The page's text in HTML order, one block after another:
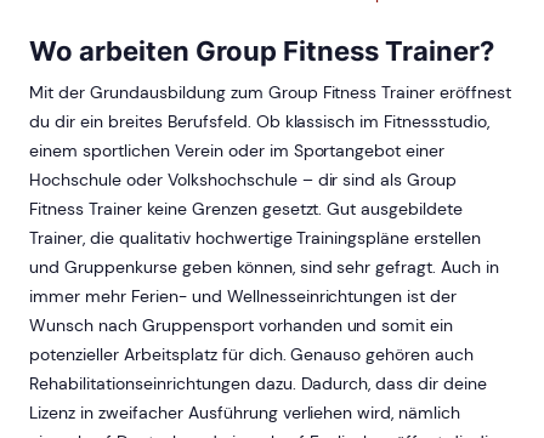
Wo arbeiten Group Fitness Trainer?
Mit der Grundausbildung zum Group Fitness Trainer eröffnest
du dir ein breites Berufsfeld. Ob klassisch im Fitnessstudio,
einem sportlichen Verein oder im Sportangebot einer
Hochschule oder Volkshochschule – dir sind als Group
Fitness Trainer keine Grenzen gesetzt. Gut ausgebildete
Trainer, die qualitativ hochwertige Trainingspläne erstellen
und Gruppenkurse geben können, sind sehr gefragt. Auch in
immer mehr Ferien- und Wellnesseinrichtungen ist der
Wunsch nach Gruppensport vorhanden und somit ein
potenzieller Arbeitsplatz für dich. Genauso gehören auch
Rehabilitationseinrichtungen dazu. Dadurch, dass dir deine
Lizenz in zweifacher Ausführung verliehen wird, nämlich